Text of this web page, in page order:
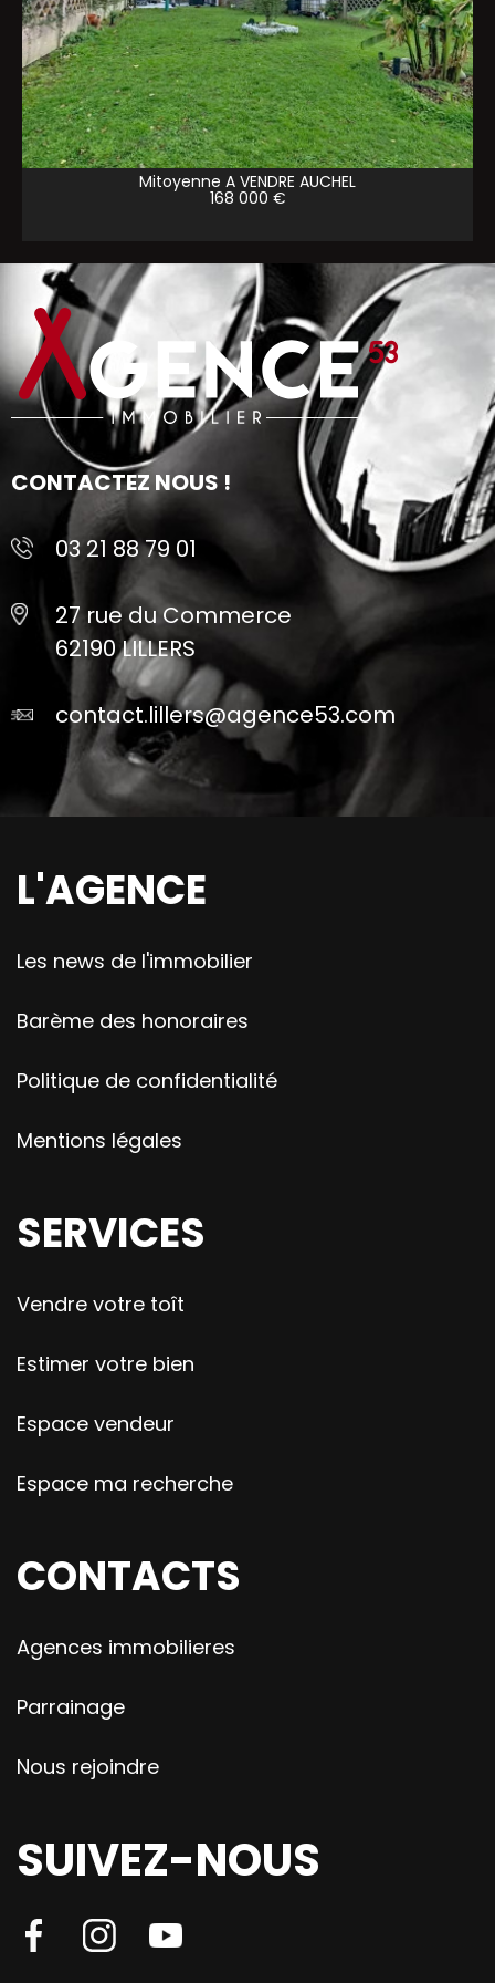
Mitoyenne A VENDRE AUCHEL
168 000 €
CONTACTEZ NOUS !
03 21 88 79 01
27 rue du Commerce
62190 LILLERS
contact.lillers@agence53.com
L'AGENCE
Les news de l'immobilier
Barème des honoraires
Politique de confidentialité
Mentions légales
SERVICES
Vendre votre toît
Estimer votre bien
Espace vendeur
Espace ma recherche
CONTACTS
Agences immobilieres
Parrainage
Nous rejoindre
SUIVEZ-NOUS